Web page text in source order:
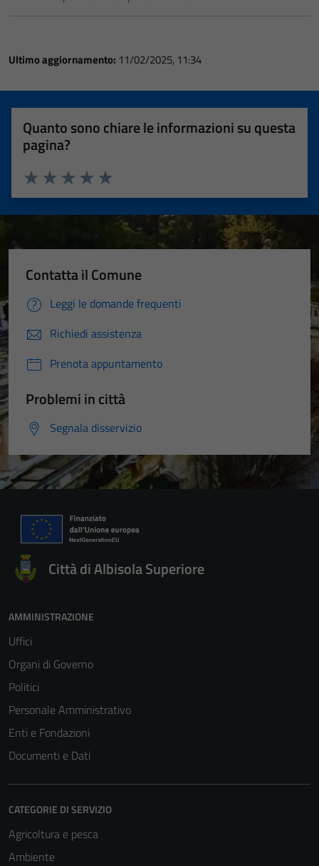
Ultimo aggiornamento: 11/02/2025, 11:34
Quanto sono chiare le informazioni su questa
pagina?
Valuta 5 stelle su 5
Valuta 4 stelle su 5
Valuta 3 stelle su 5
Valuta 2 stelle su 5
Valuta 1 stelle su 5
Contatta il Comune
Leggi le domande frequenti
Richiedi assistenza
Prenota appuntamento
Problemi in città
Segnala disservizio
Città di Albisola Superiore
AMMINISTRAZIONE
Uffici
Organi di Governo
Politici
Personale Amministrativo
Enti e Fondazioni
Documenti e Dati
CATEGORIE DI SERVIZIO
Agricoltura e pesca
Ambiente